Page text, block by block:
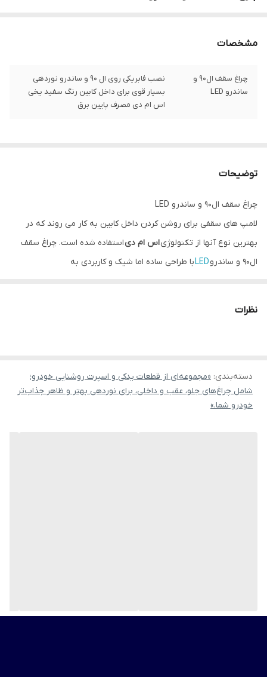
مشخصات
چراغ سقف ال۹۰ و
ساندرو LED
نصب فابریکی روی ال 90 و ساندرو نوردهی
بسیار قوی برای داخل کابین رنگ سفید یخی
اس ام دی مصرف پایین برق
توضیحات
چراغ سقف ال۹۰ و ساندرو LED
لامپ های سقفی برای روشن کردن داخل کابین به کار می روند که در
بهترین نوع آنها از تکنولوژیاس ام دیاستفاده شده است. چراغ سقف
ال۹۰ و ساندرو
LEDبا طراحی ساده اما شیک و کاربردی به
چراغ سقف ال۹۰ بسیار پایین است و طول عمر بالایی دارد.
نصب بسیار ساده فابریکی روی ال ۹۰ و ساندرو
ساخت ایران
نظرات
دسته‌بندی: «مجموعه‌ای از قطعات یدکی و اسپرت روشنایی خودرو؛
شامل چراغ‌های جلو، عقب و داخلی، برای نوردهی بهتر و ظاهر جذاب‌تر
خودرو شما.»